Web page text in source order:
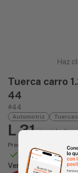
Haz
Tuerca carro
44
#44
Automotriz Tuercas
L 31/unidad
Precio incluye impuesto
Disponible
Vendido Por: